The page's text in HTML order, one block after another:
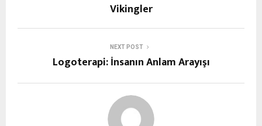
Vikingler
NEXT POST
Logoterapi: İnsanın Anlam Arayışı